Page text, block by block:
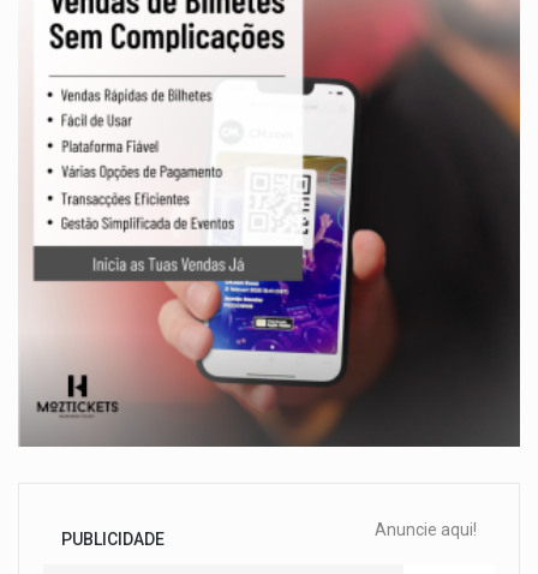
PUBLICIDADE Anuncie aqui!